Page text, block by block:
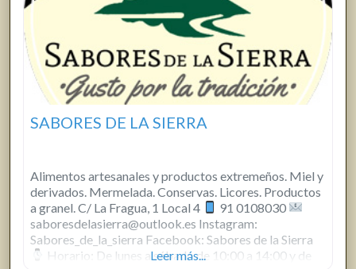
SABORES DE LA SIERRA
Alimentos artesanales y productos extremeños. Miel y
derivados. Mermelada. Conservas. Licores. Productos
a granel. C/ La Fragua, 1 Local 4
91 0108030
saboresdelasierra@outlook.es Instagram:
Sabores_de_la_sierra Facebook: Sabores de la Sierra
Horario: De lunes a sábado de 10:00 a 14:00 y de
Leer más...